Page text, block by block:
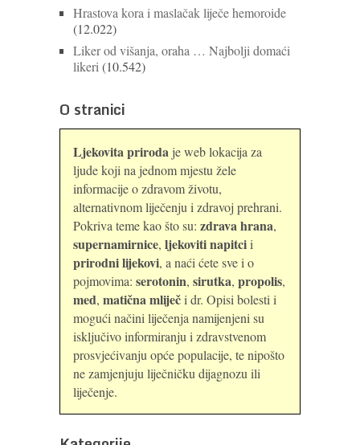
Hrastova kora i maslačak liječe hemoroide
(12.022)
Liker od višanja, oraha … Najbolji domaći
likeri (10.542)
O stranici
Ljekovita priroda je web lokacija za
ljude koji na jednom mjestu žele
informacije o zdravom životu,
alternativnom liječenju i zdravoj prehrani.
Pokriva teme kao što su: zdrava hrana,
supernamirnice, ljekoviti napitcii
prirodni lijekovi, a naći ćete sve i o
pojmovima: serotonin, sirutka, propolis,
med, matična mliječi dr. Opisi bolesti i
mogući načini liječenja namijenjeni su
isključivo informiranju i zdravstvenom
prosvjećivanju opće populacije, te nipošto
ne zamjenjuju liječničku dijagnozu ili
liječenje.